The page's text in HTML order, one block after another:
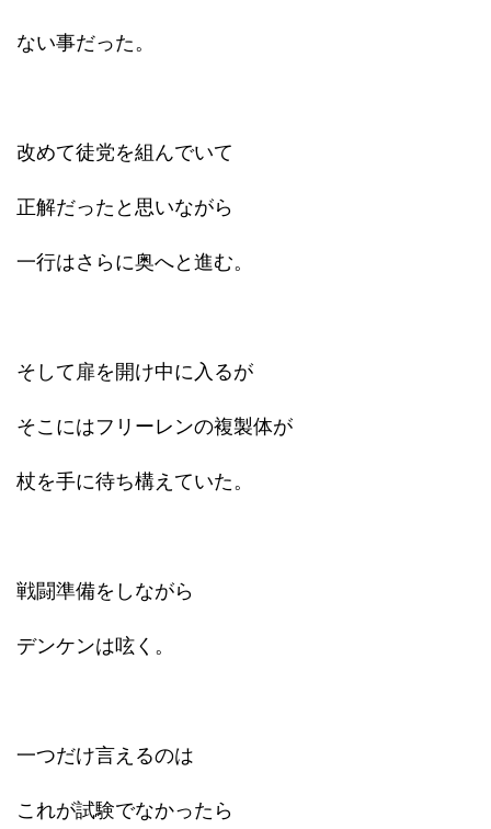
ない事だった。
改めて徒党を組んでいて
正解だったと思いながら
一行はさらに奥へと進む。
そして扉を開け中に入るが
そこにはフリーレンの複製体が
杖を手に待ち構えていた。
戦闘準備をしながら
デンケンは呟く。
一つだけ言えるのは
これが試験でなかったら